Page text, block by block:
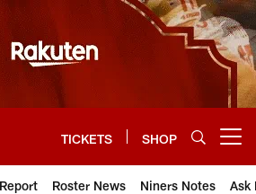
TICKETS SHOP
Roster News Niners Notes Ask